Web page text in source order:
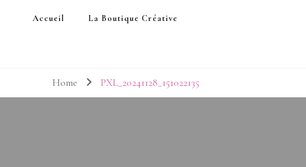
Accueil La Boutique Créative
Home
PXL_20241128_151022135